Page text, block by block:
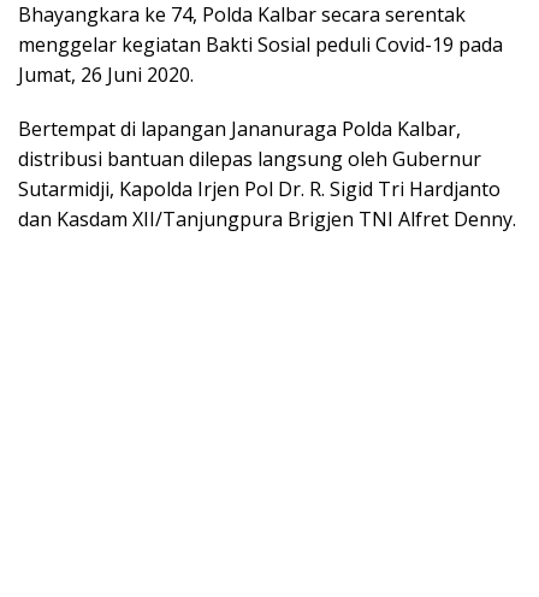
Bhayangkara ke 74, Polda Kalbar secara serentak
menggelar kegiatan Bakti Sosial peduli Covid-19 pada
Jumat, 26 Juni 2020.
Bertempat di lapangan Jananuraga Polda Kalbar,
distribusi bantuan dilepas langsung oleh Gubernur
Sutarmidji, Kapolda Irjen Pol Dr. R. Sigid Tri Hardjanto
dan Kasdam XII/Tanjungpura Brigjen TNI Alfret Denny.